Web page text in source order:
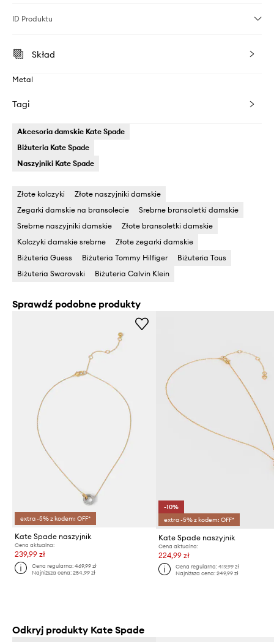
ID Produktu
Skład
Metal
Tagi
Akcesoria damskie Kate Spade
Biżuteria Kate Spade
Naszyjniki Kate Spade
Złote kolczyki
Złote naszyjniki damskie
Zegarki damskie na bransolecie
Srebrne bransoletki damskie
Srebrne naszyjniki damskie
Złote bransoletki damskie
Kolczyki damskie srebrne
Złote zegarki damskie
Biżuteria Guess
Biżuteria Tommy Hilfiger
Biżuteria Tous
Biżuteria Swarovski
Biżuteria Calvin Klein
Sprawdź podobne produkty
extra -5% z kodem: OFF*
Kate Spade naszyjnik
Cena aktualna:
239,99 zł
Cena regularna:469,99 zł
Najniższa cena:254,99 zł
-10%
extra -5% z kodem: OFF*
Kate Spade naszyjnik
Cena aktualna:
224,99 zł
Cena regularna: 419,99 zł
Najniższa cena: 249,99 zł
Odkryj produkty Kate Spade